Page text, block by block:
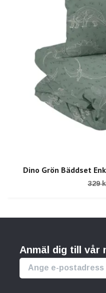
Dino Grön Bäddset
329
Anmäl dig till vår